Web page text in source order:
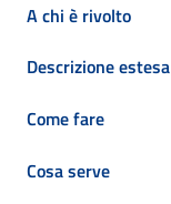
A chi è rivolto
Descrizione estesa
Come fare
Cosa serve